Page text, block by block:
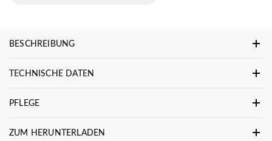
BESCHREIBUNG
TECHNISCHE DATEN
PFLEGE
ZUM HERUNTERLADEN